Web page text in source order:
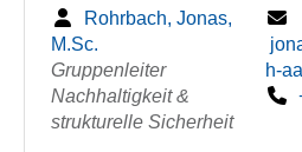
Rohrbach, Jonas,
M.Sc.
Gruppenleiter
Nachhaltigkeit &
strukturelle Sicherheit
h-